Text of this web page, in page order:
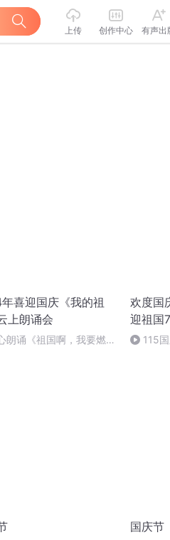
上传 创作中心 有声出
喜迎国庆《我的祖
上朗诵会
朗诵《祖国啊，我要燃
欢度
迎祖国
115
国庆节